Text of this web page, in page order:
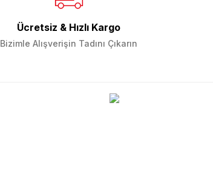
Ücretsiz & Hızlı Kargo
Bizimle Alışverişin Tadını Çıkarın